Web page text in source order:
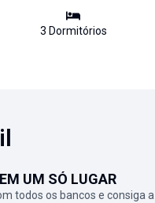
3 Dormitórios
UM SÓ LUGAR
todos os bancos e consiga a